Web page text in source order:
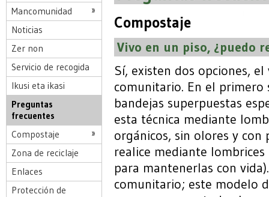
Mancomunidad
Noticias
Zer non
Servicio de recogida
Ikusi eta ikasi
Preguntas
frecuentes
Compostaje
Zona de reciclaje
Enlaces
Protección de
Compostaje
Vivo en un piso, ¿puedo
Sí, existen dos opciones,
comunitario. En el primero
bandejas superpuestas
esta técnica mediante
orgánicos, sin olores y
realice mediante
para mantenerlas con
comunitario; este modelo